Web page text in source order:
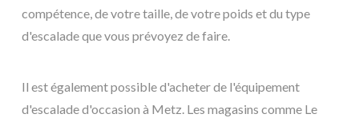
compétence, de votre taille, de votre poids et du type
d'escalade que vous prévoyez de faire.
Il est également possible d'acheter de l'équipement
d'escalade d'occasion à Metz. Les magasins comme Le